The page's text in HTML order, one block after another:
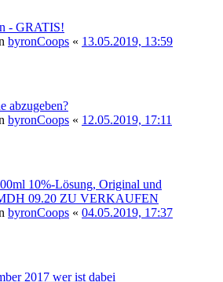
- GRATIS!
byronCoops « 13.05.2019, 13:59
abzugeben?
byronCoops « 12.05.2019, 17:11
10%-Lösung, Original und
09.20 ZU VERKAUFEN
byronCoops « 04.05.2019, 17:37
2017 wer ist dabei